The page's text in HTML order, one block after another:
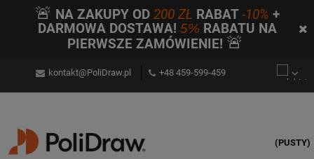
🚨 NA ZAKUPY OD200 ZŁ RABAT-10% +
DARMOWA DOSTAWA! 5% RABATU NA
PIERWSZE ZAMÓWIENIE! 🚨
kontakt@PoliDraw.pl +48 459-599-459
(PUSTY)